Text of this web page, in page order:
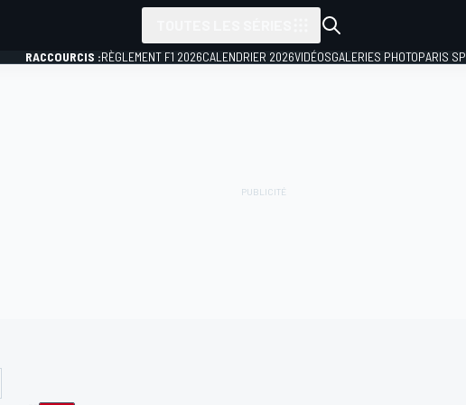
RACCOURCIS :RÈGLEMENT F1 2026CALENDRIER 2026VIDÉOSGALERIES PHOTOPARIS